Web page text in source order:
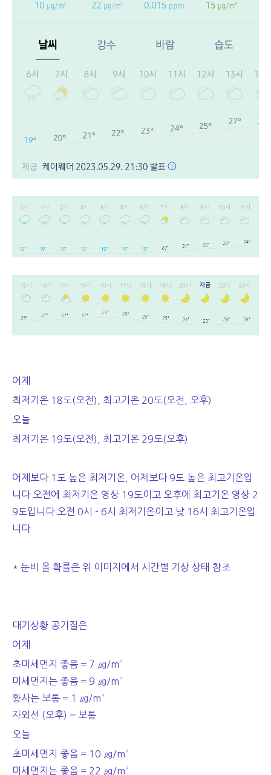
어제
최저기온 18도(오전), 최고기온 20도(오전, 오후)
오늘
최저기온 19도(오전), 최고기온 29도(오후)
어제보다 1도 높은 최저기온, 어제보다 9도 높은 최고기온입
니다 오전에 최저기온 영상 19도이고 오후에 최고기온 영상 2
9도입니다 오전 0시 - 6시 최저기온이고 낮 16시 최고기온입
니다
* 눈비 올 확률은 위 이미지에서 시간별 기상 상태 참조
대기상황 공기질은
어제
초미세먼지 좋음 = 7 ㎍/m³
미세먼지는 좋음 = 9 ㎍/m³
황사는 보통 = 1 ㎍/m³
자외선 (오후) = 보통
오늘
초미세먼지 좋음 = 10 ㎍/m³
미세먼지는 좋음 = 22 ㎍/m³